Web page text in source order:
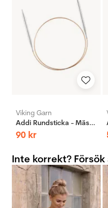
Viking Garn
Addi Rundsticka - Mässing
90 kr
Inte korrekt?